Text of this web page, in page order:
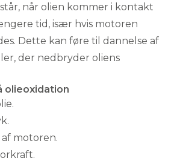
når olien kommer i kontakt
tid, især hvis motoren
Dette kan føre til dannelse af
der nedbryder oliens
olieoxidation
motoren.